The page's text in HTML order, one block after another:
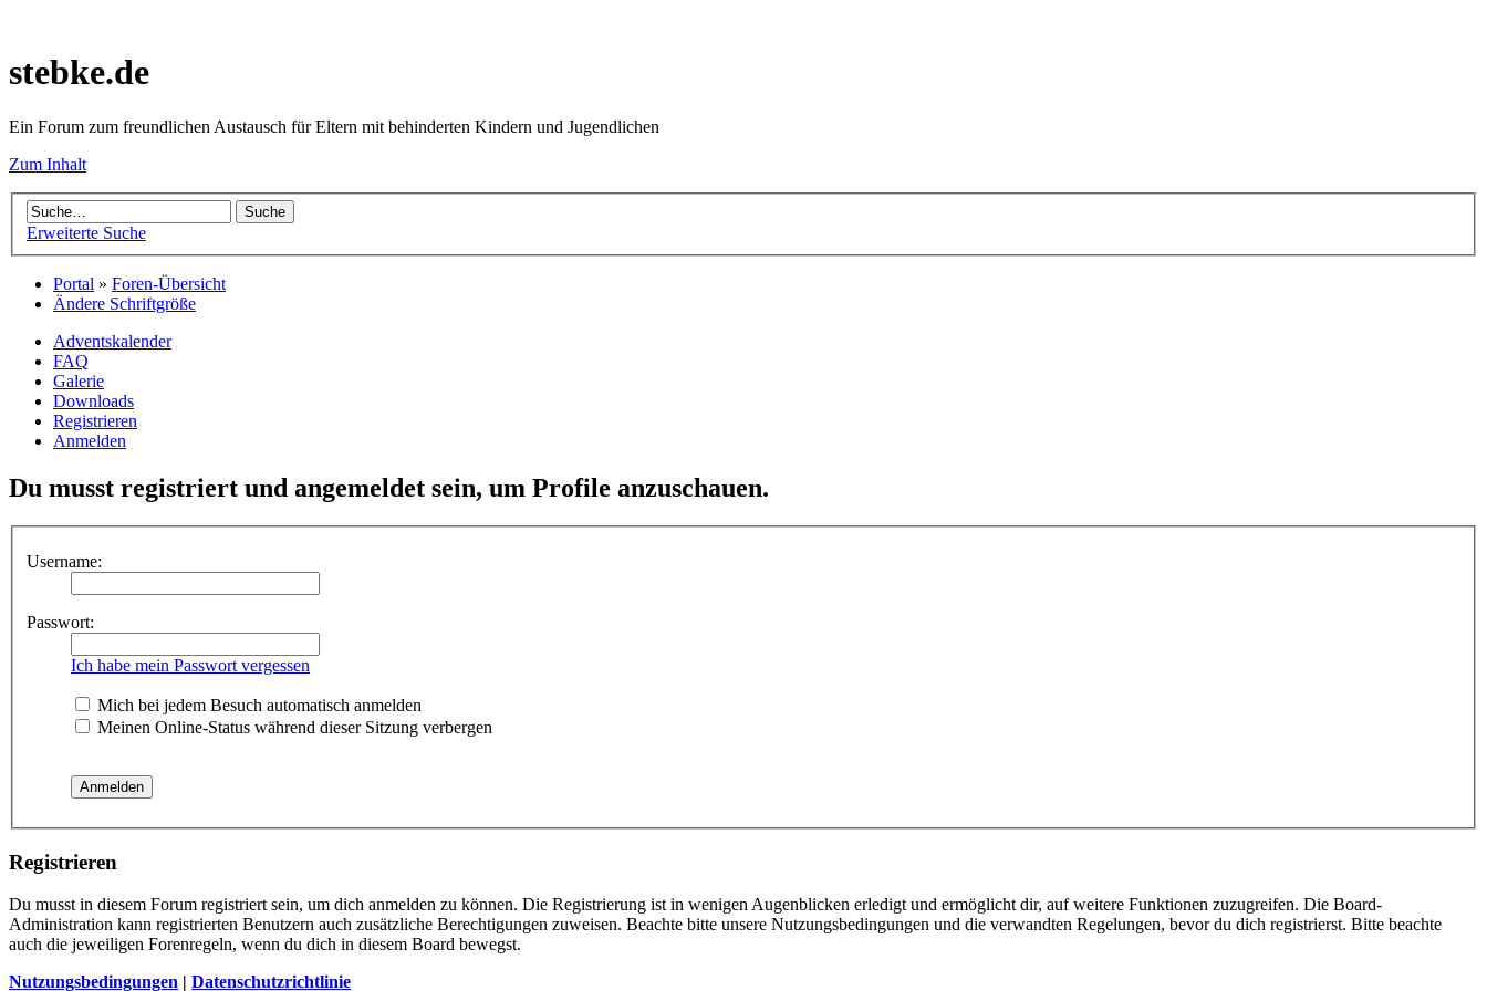
stebke.de
Ein Forum zum freundlichen Austausch für Eltern mit behinderten Kindern und Jugendlichen
Zum Inhalt
Erweiterte Suche
Portal » Foren-Übersicht
Ändere Schriftgröße
Adventskalender
FAQ
Galerie
Downloads
Registrieren
Anmelden
Du musst registriert und angemeldet sein, um Profile anzuschauen.
Username:
Passwort:
Ich habe mein Passwort vergessen
Mich bei jedem Besuch automatisch anmelden
Meinen Online-Status während dieser Sitzung verbergen
Registrieren
Du musst in diesem Forum registriert sein, um dich anmelden zu können. Die Registrierung ist in wenigen Augenblicken erledigt und ermöglicht dir, auf weitere Funktionen zuzugreifen. Die Board-
Administration kann registrierten Benutzern auch zusätzliche Berechtigungen zuweisen. Beachte bitte unsere Nutzungsbedingungen und die verwandten Regelungen, bevor du dich registrierst. Bitte beachte
auch die jeweiligen Forenregeln, wenn du dich in diesem Board bewegst.
Nutzungsbedingungen | Datenschutzrichtlinie